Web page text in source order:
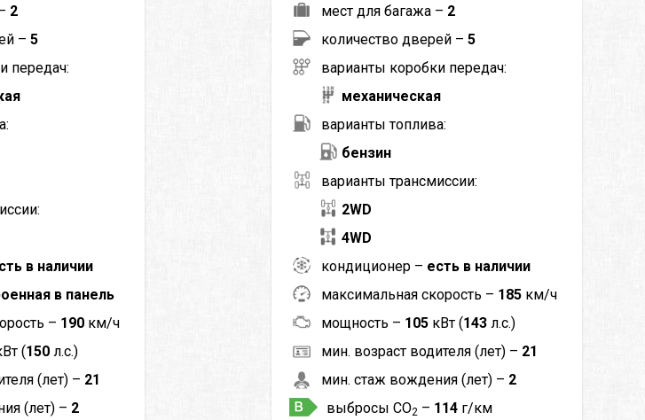
2
– 5
передач:
в наличии
в панель
– 190 км/ч
(150л.с.)
(лет) – 21
(лет) – 2
мест для багажа – 2
количество дверей – 5
варианты коробки передач:
механическая
варианты топлива:
бензин
варианты трансмиссии:
2WD
4WD
кондиционер – есть в наличии
максимальная скорость – 185 км/ч
мощность – 105 кВт (143л.с.)
мин. возраст водителя (лет) – 21
мин. стаж вождения (лет) – 2
выбросы CO2 – 114 г/км